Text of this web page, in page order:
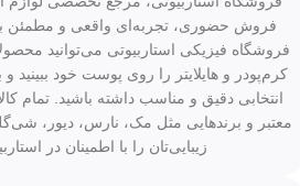
فروش حضوری، تجربه‌ای واقعی و مطمئن
فروشگاه فیزیکی استاربیوتی می‌توانید
کرم‌پودر و هایلایتر را روی پوست خود ببینید
معتبر و برندهایی مثل مک، نارس، دیور،
زیبایی‌تان را با اطمینان در